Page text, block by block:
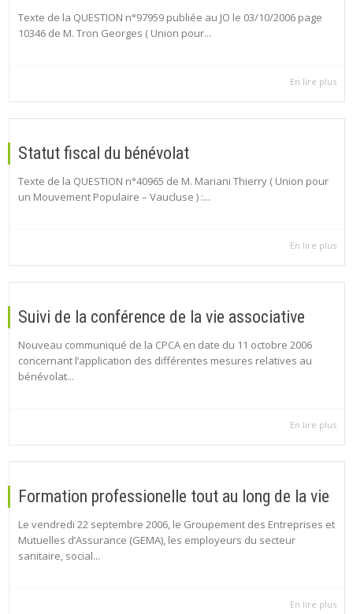
Texte de la QUESTION n°97959 publiée au JO le 03/10/2006 page
10346 de M. Tron Georges ( Union pour...
En lire plus
Statut fiscal du bénévolat
Texte de la QUESTION n°40965 de M. Mariani Thierry ( Union pour
un Mouvement Populaire – Vaucluse ) :...
En lire plus
Suivi de la conférence de la vie associative
Nouveau communiqué de la CPCA en date du 11 octobre 2006
concernant l’application des différentes mesures relatives au
bénévolat...
En lire plus
Formation professionelle tout au long de la vie
Le vendredi 22 septembre 2006, le Groupement des Entreprises et
Mutuelles d’Assurance (GEMA), les employeurs du secteur
sanitaire, social...
En lire plus